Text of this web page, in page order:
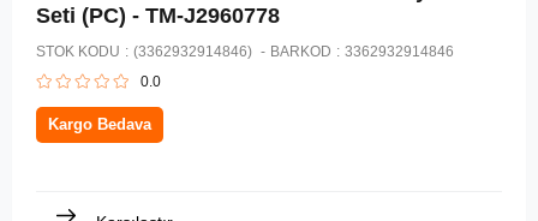
Seti (PC) - TM-J2960778
STOK KODU (3362932914846) BARKOD : 3362932914846
0.0
Kargo Bedava